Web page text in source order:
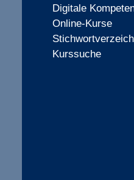
Digitale
Online-Kurse
Kurssuche